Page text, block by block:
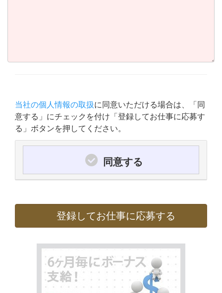
当社の個人情報の取扱に同意いただける場合は、「同
意する」にチェックを付け「登録してお仕事に応募す
る」ボタンを押してください。
同意する